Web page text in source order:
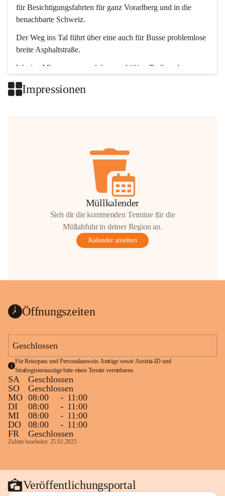
für Besichtigungsfahrten für ganz Vorarlberg und in die
benachbarte Schweiz.
Der Weg ins Tal führt über eine auch für Busse problemlose
breite Asphaltstraße.
Wenige Minuten nur, und das geschäftige Treiben der
Impressionen
Müllkalender
Sieh dir die kommenden Termine für die
Müllabfuhr in deiner Region an.
Kalender ansehen
Öffnungszeiten
Geschlossen
Für Reisepass und Personalausweis Anträge sowie Austria-ID und
Strafregisterauszüge bitte einen Termin vereinbaren.
SA
Geschlossen
SO
Geschlossen
MO 08:00 - 11:00
DI
08:00 - 11:00
MI
08:00 - 11:00
DO
08:00 - 11:00
FR
Geschlossen
Zuletzt bearbeitet: 25.02.2025
Veröffentlichungsportal